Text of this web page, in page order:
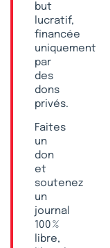
but
lucratif,
financée
uniquement
par
des
dons
privés.
Faites
un
don
et
soutenez
un
journal
100 %
libre,